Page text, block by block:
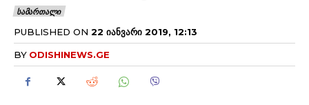
ᲡᲐᲛᲐᲠᲗᲐᲚᲘ
PUBLISHED ON 22 ᲘᲐᲜᲕᲐᲠᲘ 2019, 12:13
BY ODISHINEWS.GE